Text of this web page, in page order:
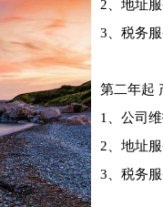
2、地址
3、税务服
第二年起
1、公司
2、地址
3、税务服